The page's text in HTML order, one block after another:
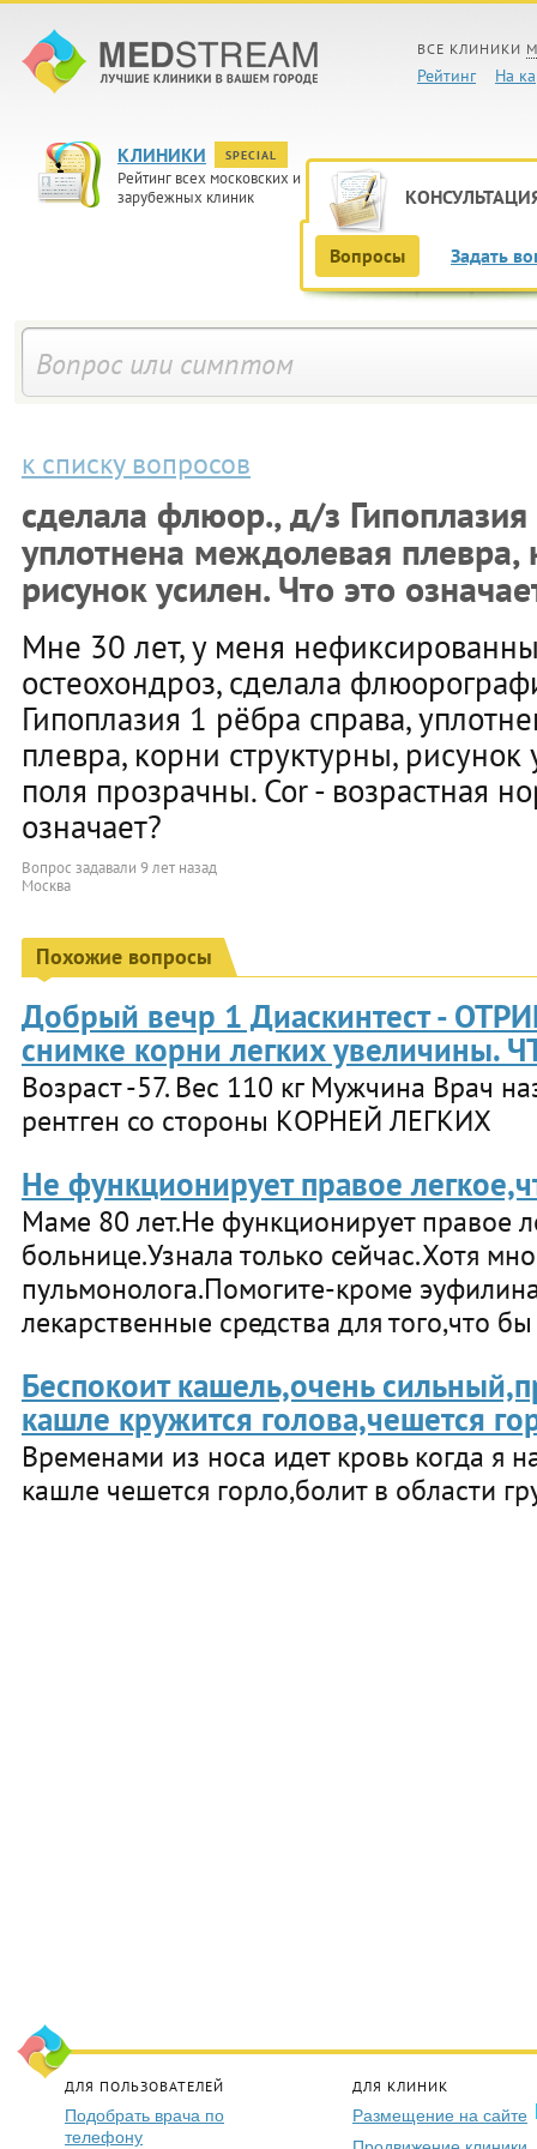
ВСЕ КЛИНИКИ
Рейтинг На
КЛИНИКИ SPECIAL
Рейтинг всех московских и
зарубежных клиник
Вопросы Задать
к списку вопросов
сделала флюор., д/з
уплотнена междолевая плевра,
рисунок усилен. Что это
Мне 30 лет, у меня
остеохондроз, сделала
Гипоплазия 1 рёбра справа,
плевра, корни структурны,
поля прозрачны. Cor - возрастная
означает?
Вопрос задавали 9 лет назад
Москва
Похожие вопросы
Добрый вечр 1 Диаскинтест -
снимке корни легких увеличины.
Возраст -57. Вес 110 кг Мужчина Врач
рентген со стороны КОРНЕЙ ЛЕГКИХ
Не функционирует правое
Маме 80 лет.Не функционирует правое
больнице.Узнала только сейчас.Хотя
пульмонолога.Помогите-кроме
лекарственные средства для того,что
Беспокоит кашель,очень
кашле кружится голова,чешется
Временами из носа идет кровь когда я
кашле чешется горло,болит в области
ДЛЯ ПОЛЬЗОВАТЕЛЕЙ
Подобрать врача по
телефону
ДЛЯ КЛИНИК
Размещение на сайте